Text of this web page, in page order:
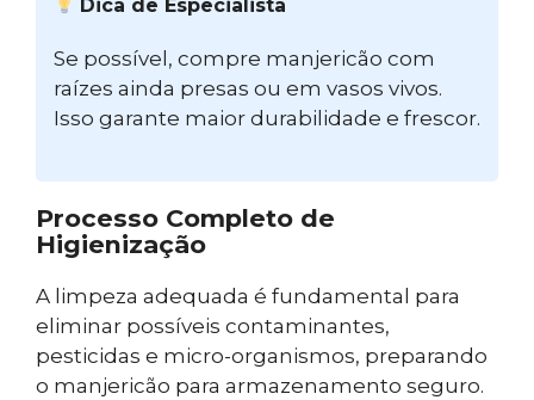
Dica de Especialista
Se possível, compre manjericão com
raízes ainda presas ou em vasos vivos.
Isso garante maior durabilidade e frescor.
Processo Completo de
Higienização
A limpeza adequada é fundamental para
eliminar possíveis contaminantes,
pesticidas e micro-organismos, preparando
o manjericão para armazenamento seguro.